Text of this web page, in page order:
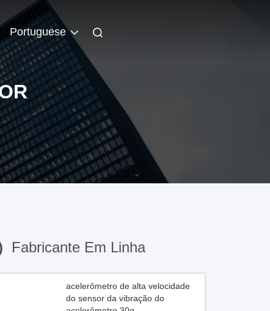
Portuguese
Fabricante Em Linha
acelerômetro de alta velocidade
do sensor da vibração do